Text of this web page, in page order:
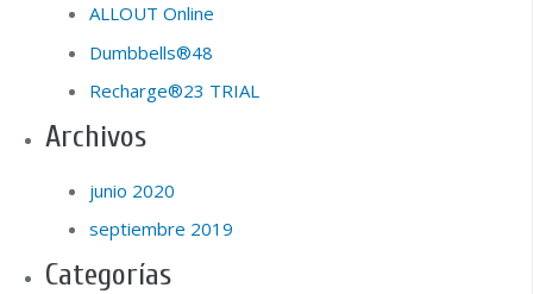
ALLOUT Online
Dumbbells®48
Recharge®23 TRIAL
Archivos
junio 2020
septiembre 2019
Categorías